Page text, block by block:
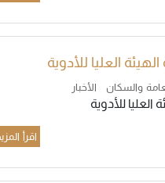
العليا للأدوية
والسكان الأخبار
للأدوية
اقرأ